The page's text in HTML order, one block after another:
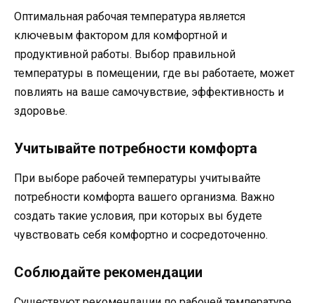
Оптимальная рабочая температура является
ключевым фактором для комфортной и
продуктивной работы. Выбор правильной
температуры в помещении, где вы работаете, может
повлиять на ваше самочувствие, эффективность и
здоровье.
Учитывайте потребности комфорта
При выборе рабочей температуры учитывайте
потребности комфорта вашего организма. Важно
создать такие условия, при которых вы будете
чувствовать себя комфортно и сосредоточенно.
Соблюдайте рекомендации